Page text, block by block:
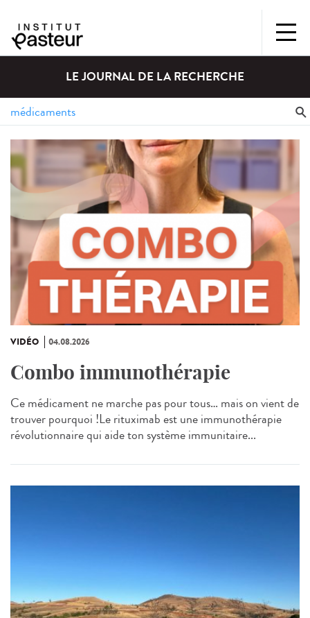
LE JOURNAL DE LA RECHERCHE
VIDÉO 04.08.2026
Combo immunothérapie
Ce médicament ne marche pas pour tous… mais on vient de
trouver pourquoi !Le rituximab est une immunothérapie
révolutionnaire qui aide ton système immunitaire...